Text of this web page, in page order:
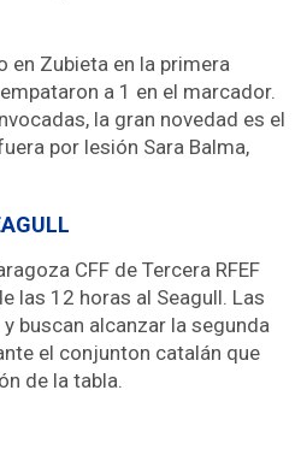
en Zubieta en la primera
a 1 en el marcador.
la gran novedad es el
por lesión Sara Balma,
CFF de Tercera RFEF
las 12 horas al Seagull. Las
buscan alcanzar la segunda
el conjunton catalán que
de la tabla.